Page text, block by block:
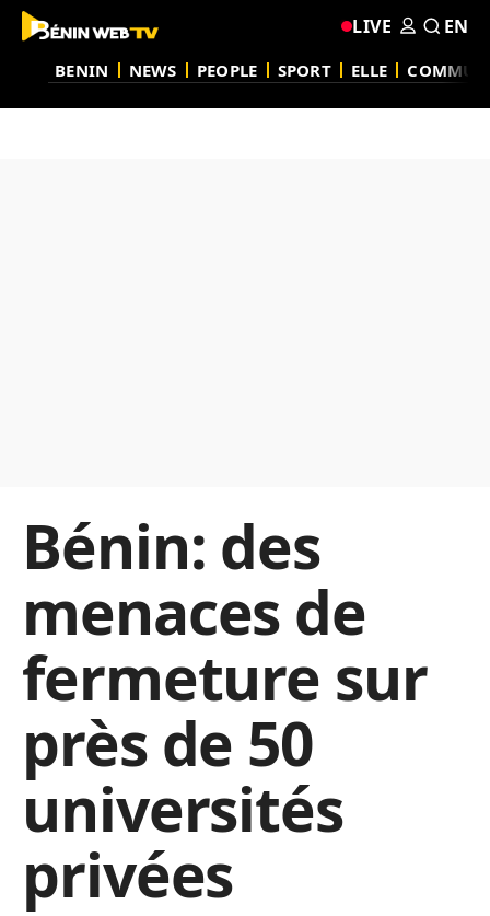
BENIN NEWS PEOPLE SPORT ELLE
LIVE EN
Bénin: des
menaces de
fermeture sur
près de 50
universités
privées